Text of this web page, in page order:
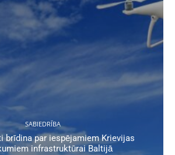
SABIEDRĪBA
brīdina par iespējamiem Krievijas
infrastruktūrai Baltijā